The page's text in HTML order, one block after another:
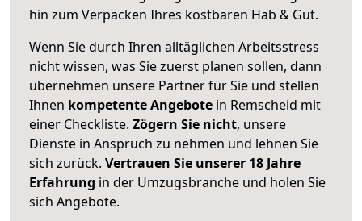
hin zum Verpacken Ihres kostbaren Hab & Gut.
Wenn Sie durch Ihren alltäglichen Arbeitsstress
nicht wissen, was Sie zuerst planen sollen, dann
übernehmen unsere Partner für Sie und stellen
Ihnen kompetente Angebote in Remscheid mit
einer Checkliste. Zögern Sie nicht, unsere
Dienste in Anspruch zu nehmen und lehnen Sie
sich zurück. Vertrauen Sie unserer 18 Jahre
Erfahrung in der Umzugsbranche und holen Sie
sich Angebote.